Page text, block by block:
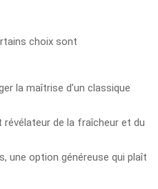
choix sont
la maîtrise d’un classique
révélateur de la fraîcheur et du
une option généreuse qui plaît